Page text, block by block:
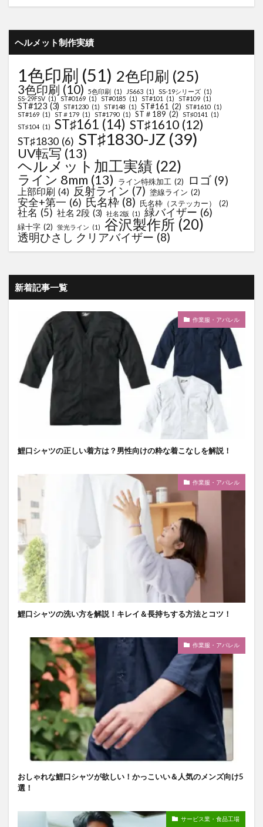
ヘルメット制作実績
1色印刷 (51) 2色印刷 (25)
3色印刷 (10) 5色印刷 (1) JS663 (1) SS-19シリーズ (1)
SS-29FSV (1) ST#0169 (1) ST#0185 (1) ST#101 (1) ST#109 (1)
ST#123 (3) ST#1230 (1) ST#148 (1) ST#161 (2) ST#1610 (1)
ST#169 (1) ST＃179 (1) ST#1790 (1) ST＃189 (2) ST♯0141
(1)
ST♯104 (1) ST♯161 (14) ST♯1610 (12)
ST♯1830 (6) ST♯1830-JZ (39)
UV転写 (13)
ヘルメット加工実績 (22)
ライン 8mm (13) ライン特殊加工 (2) ロゴ (9)
上部印刷 (4) 反射ライン (7) 塗線ライン (2)
安全+第一 (6) 氏名枠 (8) 氏名枠（ステッカー） (2)
社名 (5) 社名 2段 (3) 社名2版 (1) 緑バイザー (6)
緑十字 (2) 蛍光ライン (1) 谷沢製作所 (20)
透明ひさし クリアバイザー (8)
新着記事一覧
作業服・アパレル
鯉口シャツの正しい着方は？男性向けの粋な着こなしを解説！
作業服・アパレル
鯉口シャツの洗い方を解説！キレイ＆長持ちする方法とコツ！
作業服・アパレル
おしゃれな鯉口シャツが欲しい！かっこいい＆人気のメンズ向け5
選！
サービス業・食品工場